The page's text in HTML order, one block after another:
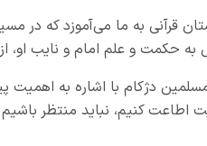
قرآنی به ما می‌آموزد که
به حکمت و علم امام و نایب او،
دژکام با اشاره به اهمیت
اطاعت کنیم، نباید منتظر